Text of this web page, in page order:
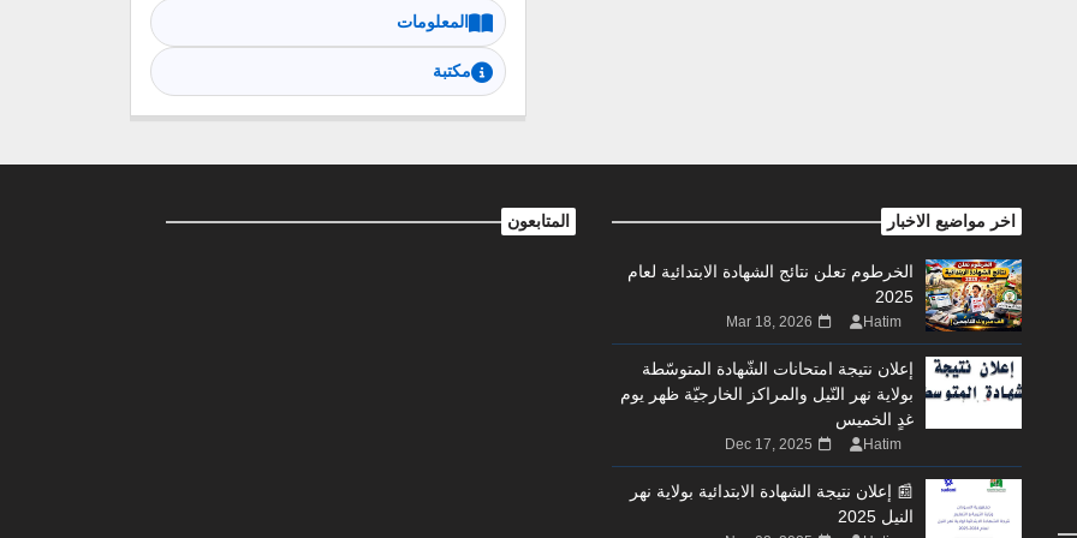
المعلومات
مكتبة
اخر مواضيع الاخبار
الخرطوم تعلن نتائج الشهادة الابتدائية لعام
2025
Hatim
Mar 18, 2026
إعلان نتيجة امتحانات الشّهادة المتوسّطة
بولاية نهر النّيل والمراكز الخارجيّة ظهر يوم
غدٍ الخميس
Hatim
Dec 17, 2025
📰 إعلان نتيجة الشهادة الابتدائية بولاية نهر
النيل 2025
المتابعون